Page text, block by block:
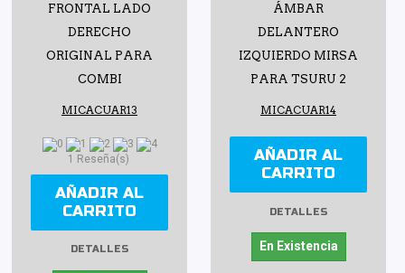
FRONTAL LADO
DERECHO
ORIGINAL PARA
COMBI
MICACUAR13
1 Reseña(s)
AÑADIR AL
CARRITO
DETALLES
ÁMBAR
DELANTERO
IZQUIERDO MIRSA
PARA TSURU 2
MICACUAR14
AÑADIR AL
CARRITO
DETALLES
En Existencia